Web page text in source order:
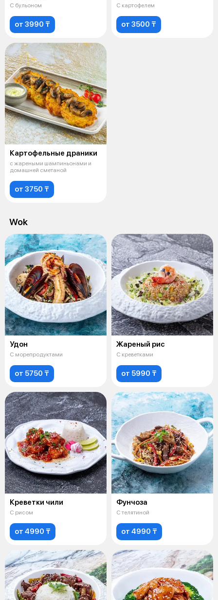
С бульоном
от 3990 ₸
С картофелем
от 3500 ₸
Картофельные драники
с жареными шампиньонами и
домашней сметаной
от 3750 ₸
Wok
Удон
С морепродуктами
от 5750 ₸
Жареный рис
С креветками
от 5990 ₸
Креветки чили
С рисом
от 4990 ₸
Фунчоза
С телятиной
от 4990 ₸